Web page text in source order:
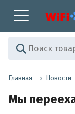
Главная Новости
Мы